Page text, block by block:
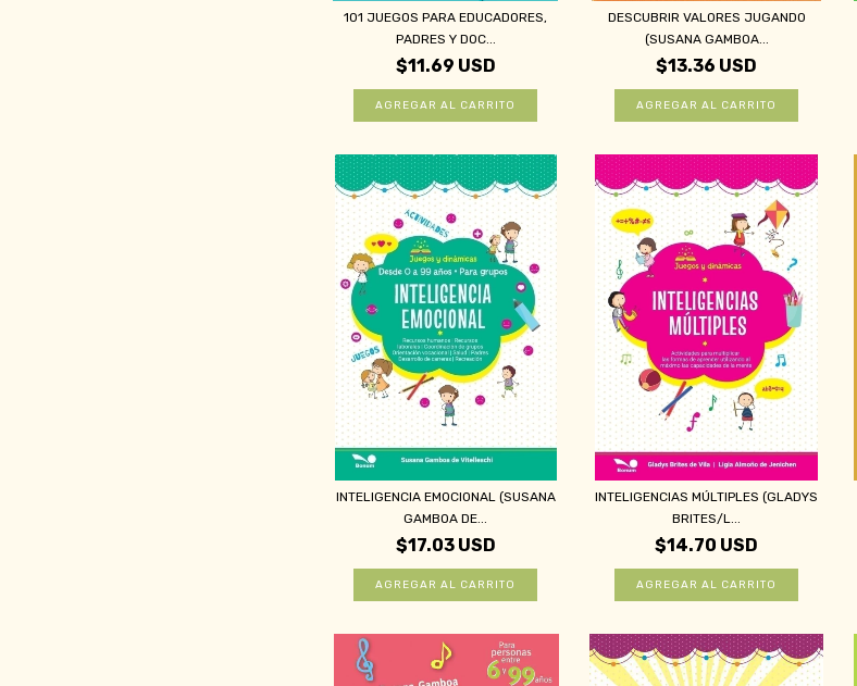
101 JUEGOS PARA EDUCADORES,
PADRES Y DOC...
$11.69 USD
DESCUBRIR VALORES JUGANDO
(SUSANA GAMBOA...
$13.36 USD
INTELIGENCIA EMOCIONAL (SUSANA
GAMBOA DE...
$17.03 USD
INTELIGENCIAS MÚLTIPLES (GLADYS
BRITES/L...
$14.70 USD